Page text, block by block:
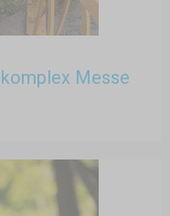
Messe